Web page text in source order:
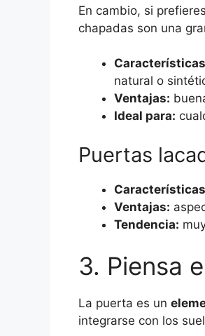
En cambio, si
chapadas son una
natural o
Ventajas:
Ideal para:
Puertas
Ventajas:
Tendencia:
3. Piensa
La puerta es un
integrarse con los